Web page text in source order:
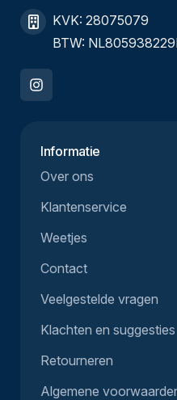
KVK: 28075079
BTW:
Informatie
Over ons
Klantenservice
Weetjes
Contact
Veelgestelde vragen
Klachten en suggesties
Retourneren
Algemene